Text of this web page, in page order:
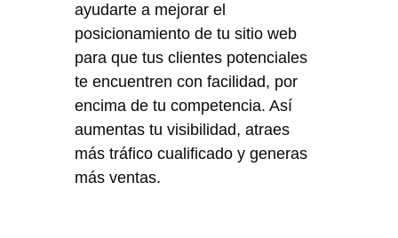
ayudarte a mejorar el
posicionamiento de tu sitio web
para que tus clientes potenciales
te encuentren con facilidad, por
encima de tu competencia. Así
aumentas tu visibilidad, atraes
más tráfico cualificado y generas
más ventas.